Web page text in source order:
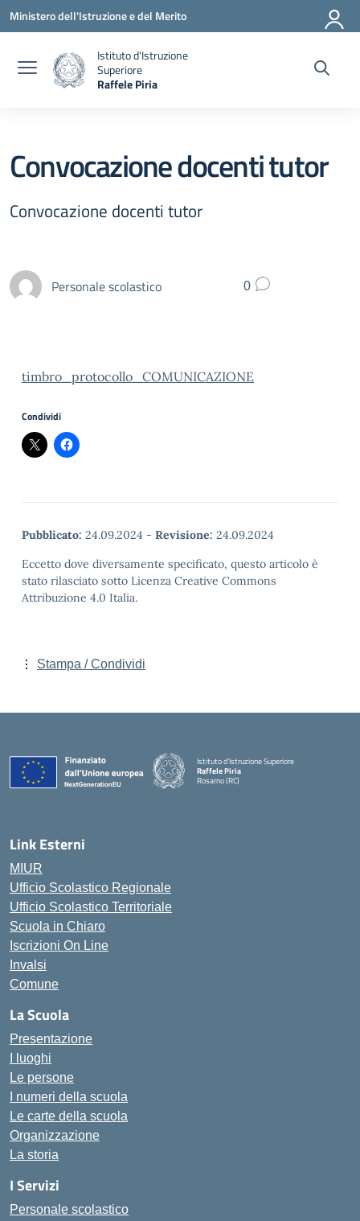
Ministero dell'Istruzione e del Merito
Istituto d'Istruzione
Superiore
Raffele Piria
Convocazione docenti tutor
Convocazione docenti tutor
Personale scolastico 0
timbro_protocollo_COMUNICAZIONE
Condividi
Pubblicato: 24.09.2024 - Revisione: 24.09.2024
Eccetto dove diversamente specificato, questo articolo è
stato rilasciato sotto Licenza Creative Commons
Attribuzione 4.0 Italia.
Stampa / Condividi
Istituto d'Istruzione Superiore
Raffele Piria
Rosarno (RC)
Link Esterni
MIUR
Ufficio Scolastico Regionale
Ufficio Scolastico Territoriale
Scuola in Chiaro
Iscrizioni On Line
Invalsi
Comune
La Scuola
Presentazione
I luoghi
Le persone
I numeri della scuola
Le carte della scuola
Organizzazione
La storia
I Servizi
Personale scolastico